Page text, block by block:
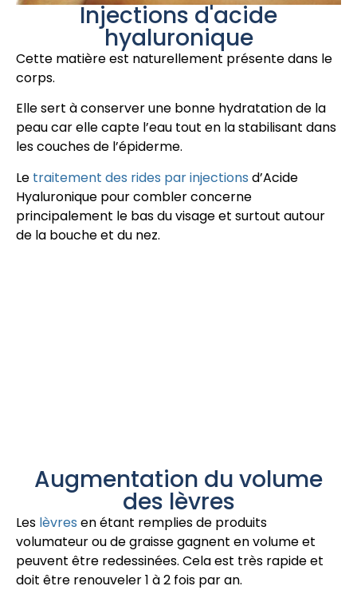
Injections d'acide
hyaluronique
Cette matière est naturellement présente dans le
corps.
Elle sert à conserver une bonne hydratation de la
peau car elle capte l’eau tout en la stabilisant dans
les couches de l’épiderme.
Le traitement des rides par injections d’Acide
Hyaluronique pour combler concerne
principalement le bas du visage et surtout autour
de la bouche et du nez.
Augmentation du volume
des lèvres
Les lèvres en étant remplies de produits
volumateur ou de graisse gagnent en volume et
peuvent être redessinées. Cela est très rapide et
doit être renouveler 1 à 2 fois par an.